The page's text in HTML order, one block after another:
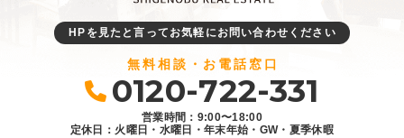
HPを見たと言ってお気軽にお問い合わせください
無料相談・お電話窓口
0120-722-331
営業時間：9:00〜18:00
定休日：火曜日・水曜日・年末年始・GW・夏季休暇